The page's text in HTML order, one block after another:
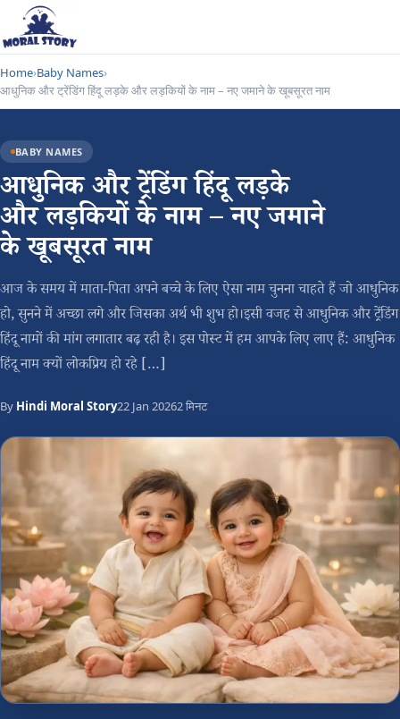
Home›Baby Names›
आधुनिक और ट्रेंडिंग हिंदू लड़के और लड़कियों के नाम – नए जमाने के खूबसूरत नाम
BABY NAMES
आधुनिक और ट्रेंडिंग हिंदू लड़के
और लड़कियों के नाम – नए जमाने
के खूबसूरत नाम
आज के समय में माता-पिता अपने बच्चे के लिए ऐसा नाम चुनना चाहते हैं जो आधुनिक
हो, सुनने में अच्छा लगे और जिसका अर्थ भी शुभ हो।इसी वजह से आधुनिक और ट्रेंडिंग
हिंदू नामों की मांग लगातार बढ़ रही है। इस पोस्ट में हम आपके लिए लाए हैं: आधुनिक
हिंदू नाम क्यों लोकप्रिय हो रहे […]
By Hindi Moral Story22 Jan 20262 मिनट